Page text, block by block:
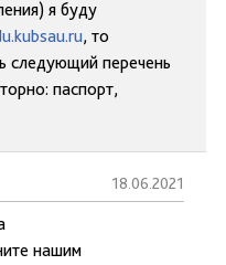
я буду
, то
следующий перечень
паспорт,
18.06.2021
нашим